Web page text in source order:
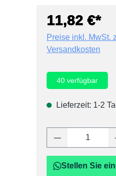
11,82 €*
Preise inkl. MwSt.
Versandkosten
40 verfügbar
Lieferzeit: 1-2
Produkt
Stellen Sie